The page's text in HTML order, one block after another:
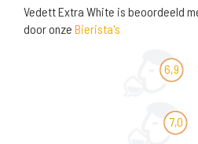
Vedett Extra White is beoordeeld
door onze Bierista's
6,9
7,0